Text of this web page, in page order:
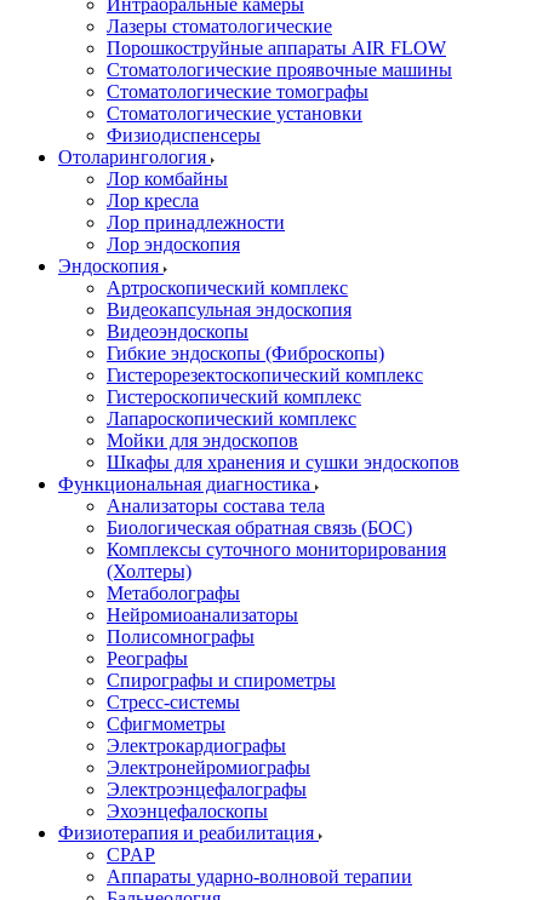
Интраоральные камеры
Лазеры стоматологические
Порошкоструйные аппараты AIR FLOW
Стоматологические проявочные машины
Стоматологические томографы
Стоматологические установки
Физиодиспенсеры
Отоларингология
Лор комбайны
Лор кресла
Лор принадлежности
Лор эндоскопия
Эндоскопия
Артроскопический комплекс
Видеокапсульная эндоскопия
Видеоэндоскопы
Гибкие эндоскопы (Фиброcкопы)
Гистерорезектоскопический комплекс
Гистероскопический комплекс
Лапароскопический комплекс
Мойки для эндоскопов
Шкафы для хранения и сушки эндоскопов
Функциональная диагностика
Анализаторы состава тела
Биологическая обратная связь (БОС)
Комплексы суточного мониторирования
(Холтеры)
Метаболографы
Нейромиоанализаторы
Полисомнографы
Реографы
Спирографы и спирометры
Стресс-системы
Сфигмометры
Электрокардиографы
Электронейромиографы
Электроэнцефалографы
Эхоэнцефалоскопы
Физиотерапия и реабилитация
CPAP
Аппараты ударно-волновой терапии